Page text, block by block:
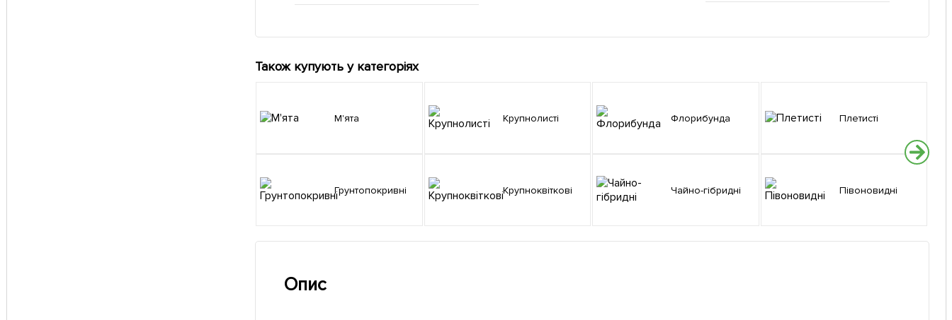
Також купують у категоріях
М'ята
Грунтопокривні
Крупнолисті
Крупноквіткові
Флорибунда
Чайно-гібридні
Плетисті
Півоновидні
Опис